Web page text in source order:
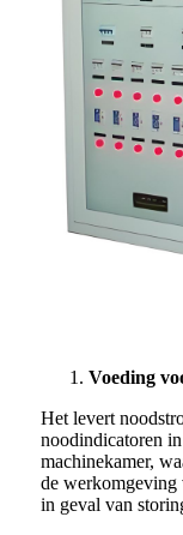
Voeding
Het levert
noodindicatoren
machinekamer,
de werkomgeving
in geval van